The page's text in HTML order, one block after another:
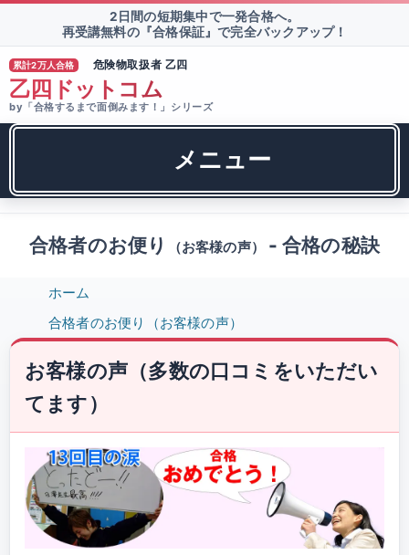
2日間の短期集中で一発合格へ。
再受講無料の『合格保証』で完全バックアップ！
累計2万人合格 危険物取扱者 乙四
乙四ドットコム
by「合格するまで面倒みます！」シリーズ
メニュー
合格者のお便り （お客様の声） - 合格の秘訣
ホーム
合格者のお便り（お客様の声）
お客様の声（多数の口コミをいただい
てます）